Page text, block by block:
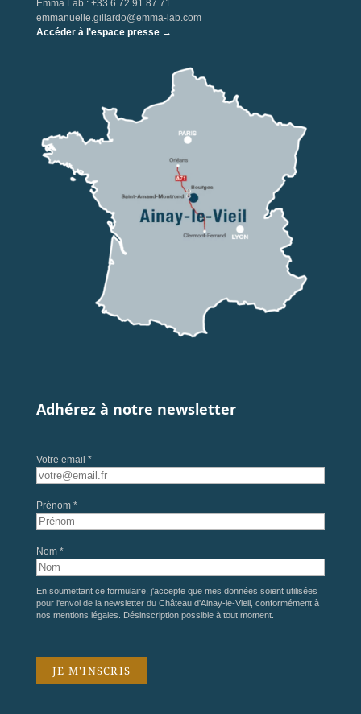
Emma Lab : +33 6 72 91 87 71
emmanuelle.gillardo@emma-lab.com
Accéder à l’espace presse →
Adhérez à notre newsletter
Votre email *
Prénom *
Nom *
En soumettant ce formulaire, j'accepte que mes données soient utilisées
pour l'envoi de la newsletter du Château d'Ainay-le-Vieil, conformément à
nos mentions légales . Désinscription possible à tout moment.